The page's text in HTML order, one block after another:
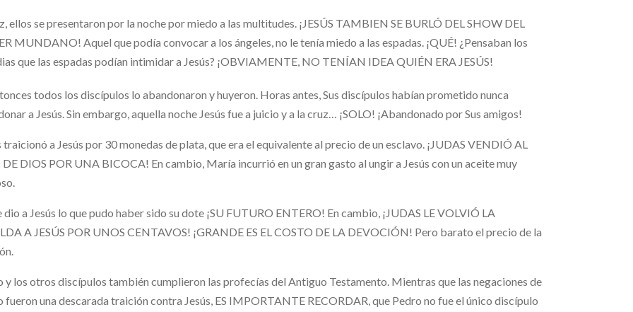
ellos se presentaron por la noche por miedo a las multitudes. ¡JESÚS TAMBIEN SE BURLÓ DEL SHOW DEL
MUNDANO! Aquel que podía convocar a los ángeles, no le tenía miedo a las espadas. ¡QUÉ! ¿Pensaban los
que las espadas podían intimidar a Jesús? ¡OBVIAMENTE, NO TENÍAN IDEA QUIÉN ERA JESÚS!
todos los discípulos lo abandonaron y huyeron. Horas antes, Sus discípulos habían prometido nunca
a Jesús. Sin embargo, aquella noche Jesús fue a juicio y a la cruz… ¡SOLO! ¡Abandonado por Sus amigos!
traicionó a Jesús por 30 monedas de plata, que era el equivalente al precio de un esclavo. ¡JUDAS VENDIÓ AL
DIOS POR UNA BICOCA! En cambio, María incurrió en un gran gasto al ungir a Jesús con un aceite muy
dio a Jesús lo que pudo haber sido su dote ¡SU FUTURO ENTERO! En cambio, ¡JUDAS LE VOLVIÓ LA
A JESÚS POR UNOS CENTAVOS! ¡GRANDE ES EL COSTO DE LA DEVOCIÓN! Pero barato el precio de la
y los otros discípulos también cumplieron las profecías del Antiguo Testamento. Mientras que las negaciones de
fueron una descarada traición contra Jesús, ES IMPORTANTE RECORDAR, que Pedro no fue el único discípulo